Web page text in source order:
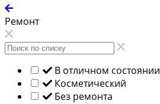
Ремонт
В отличном состоянии
Косметический
Без ремонта